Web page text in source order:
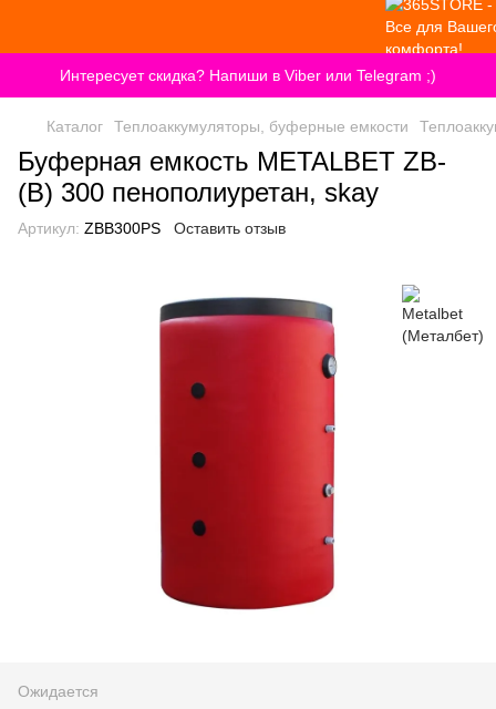
Интересует скидка? Напиши в Viber или Telegram ;)
Каталог Теплоаккумуляторы, буферные емкости
Буферная емкость METALBET ZB-
(B) 300 пенополиуретан, skay
Артикул: ZBB300PS Оставить отзыв
Ожидается